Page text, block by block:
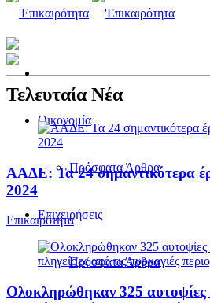
Οικονομία
Πρόσφατα Άρθρα
Επιχειρήσεις
Πρόσφατα Άρθρα
Τελευταία Νέα
ΑΑΔΕ: Τα 24 σημαντικότερα
2024
Επικαιρότητα
Ολοκληρώθηκαν 325